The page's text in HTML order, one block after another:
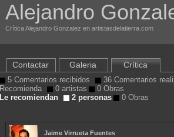
Alejandro
Crítica Alejandro Gonzalez en artistasdelatierra.com
Contactar Galeria Crítica
5 Comentarios recibidos
36 Comentarios
Recomienda
0 artistas
0 Obras
Le recomiendan
2 personas 0 Obras
Jaime Virrueta Fuentes